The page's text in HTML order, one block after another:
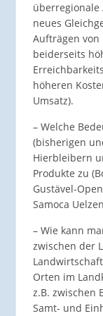
überregionale
neues
Aufträgen
beiderseits
höheren
Umsatz).
– Welche
(bisherigen
Hierbleibern
Produkte zu
Gustävel-
Samoca
– Wie kann
zwischen der
Orten im
z.B. zwischen
Samt- und